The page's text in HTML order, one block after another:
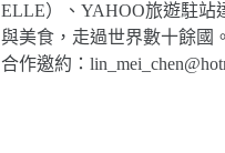
ELLE）、YAHOO旅遊駐
與美食，走過世界數十餘國。
合作邀約：